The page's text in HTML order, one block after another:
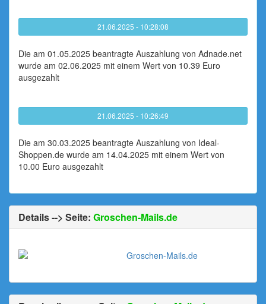
21.06.2025 - 10:28:08
Die am 01.05.2025 beantragte Auszahlung von Adnade.net
wurde am 02.06.2025 mit einem Wert von 10.39 Euro
ausgezahlt
21.06.2025 - 10:26:49
Die am 30.03.2025 beantragte Auszahlung von Ideal-
Shoppen.de wurde am 14.04.2025 mit einem Wert von
10.00 Euro ausgezahlt
Details --> Seite: Groschen-Mails.de